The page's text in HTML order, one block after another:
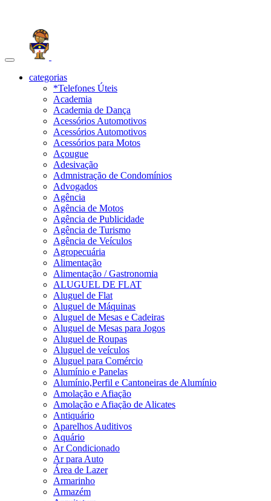
Toggle
navigationcategorias
*Telefones Úteis
Academia
Academia de Dança
Acessórios Automotivos
Acessórios Automotivos
Acessórios para Motos
Açougue
Adesivação
Admnistração de Condomínios
Advogados
Agência
Agência de Motos
Agência de Publicidade
Agência de Turismo
Agência de Veículos
Agropecuária
Alimentação
Alimentação / Gastronomia
ALUGUEL DE FLAT
Aluguel de Flat
Aluguel de Máquinas
Aluguel de Mesas e Cadeiras
Aluguel de Mesas para Jogos
Aluguel de Roupas
Aluguel de veículos
Aluguel para Comércio
Alumínio e Panelas
Alumínio,Perfil e Cantoneiras de Alumínio
Amolação e Afiação
Amolação e Afiação de Alicates
Antiquário
Aparelhos Auditivos
Aquário
Ar Condicionado
Ar para Auto
Área de Lazer
Armarinho
Armazém